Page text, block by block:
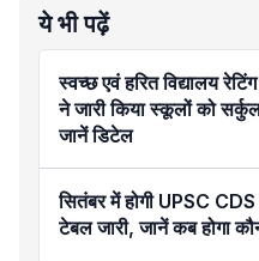
ये भी पढ़ें
स्वच्छ एवं हरित विद्यालय
ने जारी किया स्कूलों को
जानें डिटेल
सितंबर में होगी UPSC CDS
टेबल जारी, जानें कब होगा